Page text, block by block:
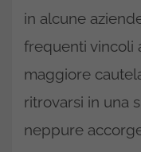
in alcune
frequenti vincoli
maggiore
ritrovarsi in una
neppure